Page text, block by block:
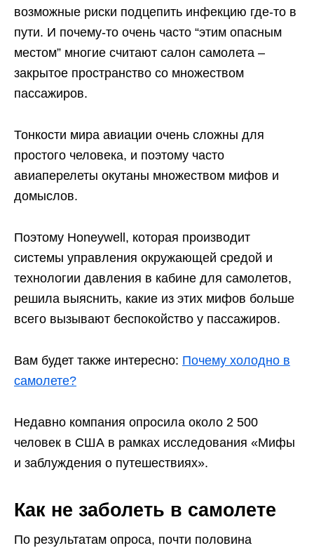
возможные риски подцепить инфекцию где-то в
пути. И почему-то очень часто “этим опасным
местом” многие считают салон самолета –
закрытое пространство со множеством
пассажиров.
Тонкости мира авиации очень сложны для
простого человека, и поэтому часто
авиаперелеты окутаны множеством мифов и
домыслов.
Поэтому Honeywell, которая производит
системы управления окружающей средой и
технологии давления в кабине для самолетов,
решила выяснить, какие из этих мифов больше
всего вызывают беспокойство у пассажиров.
Вам будет также интересно: Почему холодно в
самолете?
Недавно компания опросила около 2 500
человек в США в рамках исследования «Мифы
и заблуждения о путешествиях».
Как не заболеть в самолете
По результатам опроса, почти половина